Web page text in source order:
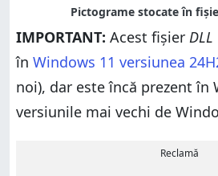
IMPORTANT: Acest fișier DLL
în Windows 11 versiunea
noi), dar este încă prezent în
versiunile mai vechi de
Reclamă